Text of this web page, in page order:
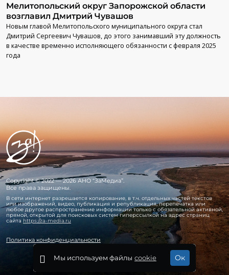
Мы используем файлы cookie Ок
Мелитопольский округ Запорожской области
возглавил Дмитрий Чувашов
Новым главой Мелитопольского муниципального округа стал
Дмитрий Сергеевич Чувашов, до этого занимавший эту должность
в качестве временно исполняющего обязанности с февраля 2025
года
Copyright © 2022 — 2026 АНО “ЗаМедиа”.
Все права защищены.
В сети интернет разрешается копирование, в т.ч. отдельных частей текстов
или изображений, видео, публикация и републикация, перепечатка или
любое другое распространение информации только с обязательной активной,
прямой, открытой для поисковых систем гиперссылкой на адрес страниц
сайта https://za-media.ru
Политика конфиденциальности